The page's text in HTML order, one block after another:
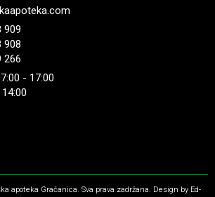
909
908
266
- 17:00
apoteka Gračanica. Sva prava zadržana. Design by Ed-